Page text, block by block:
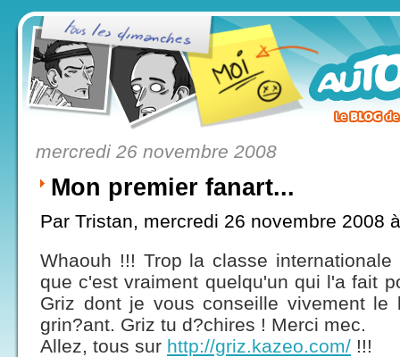
mercredi 26 novembre 2008
Mon premier fanart...
Par Tristan, mercredi 26 novembre 2008
Whaouh !!! Trop la classe
que c'est vraiment quelqu'un qui l'a fait
Griz dont je vous conseille vivement le
grin?ant. Griz tu d?chires ! Merci mec.
Allez, tous sur http://griz.kazeo.com/ !!!